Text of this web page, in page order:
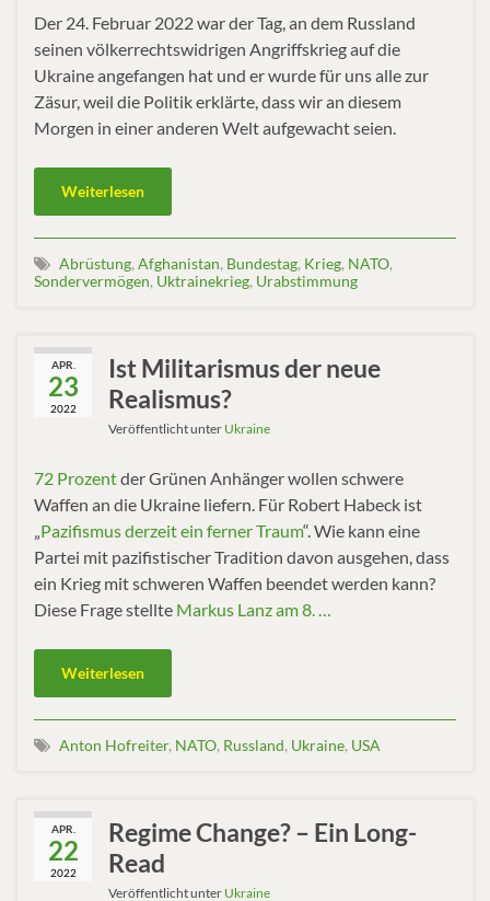
Der 24. Februar 2022 war der Tag, an dem Russland
seinen völkerrechtswidrigen Angriffskrieg auf die
Ukraine angefangen hat und er wurde für uns alle zur
Zäsur, weil die Politik erklärte, dass wir an diesem
Morgen in einer anderen Welt aufgewacht seien.
Weiterlesen
Abrüstung, Afghanistan, Bundestag, Krieg, NATO,
Sondervermögen, Uktrainekrieg, Urabstimmung
APR.
23
2022
Ist Militarismus der neue
Realismus?
Veröffentlicht unter Ukraine
72 Prozentder Grünen Anhänger wollen schwere
Waffen an die Ukraine liefern. Für Robert Habeck ist
Pazifismus derzeit ein ferner Traum“. Wie kann eine
Partei mit pazifistischer Tradition davon ausgehen, dass
ein Krieg mit schweren Waffen beendet werden kann?
Diese Frage stellte Markus Lanz am 8. …
Weiterlesen
Anton Hofreiter, NATO, Russland, Ukraine, USA
APR.
22
2022
Regime Change? – Ein Long-
Read
Veröffentlicht unter Ukraine